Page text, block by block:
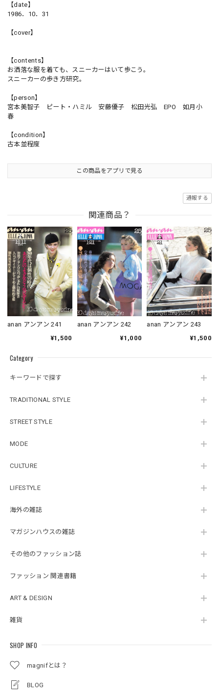
Category
キーワードで探す
TRADITIONAL STYLE
STREET STYLE
MODE
CULTURE
LIFESTYLE
海外の雑誌
マガジンハウスの雑誌
その他のファッション誌
ファッション 関連書籍
ART & DESIGN
雑貨
SHOP INFO
magnifとは？
BLOG
【date】
1986．10．31
【cover】
【contents】
お洒落な服を着ても、スニーカーはいて歩こう。
スニーカーの歩き方研究。
【person】
宮本美智子 ピート・ハミル 安藤優子 松田光弘 EPO 如月小
春
【condition】
古本並程度
この商品をアプリで見る
通報する
関連商品？
anan アンアン 241
¥1,500
anan アンアン 242
¥1,000
anan アンアン 243
¥1,500